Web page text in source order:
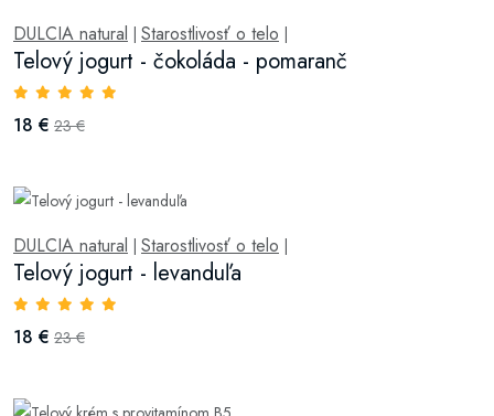
DULCIA natural Starostlivosť o telo
Telový jogurt - čokoláda - pomaranč
18 € 23 €
DULCIA natural Starostlivosť o telo
Telový jogurt - levanduľa
18 € 23 €